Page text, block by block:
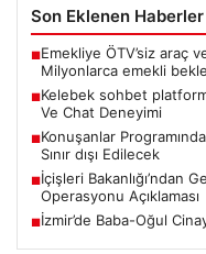
Son Eklenen Haberler
■Emekliye ÖTV’siz araç
Milyonlarca emekli
■Kelebek sohbet
Ve Chat Deneyimi
■Konuşanlar
Sınır dışı Edilecek
■İçişleri Bakanlığı’ndan
Operasyonu Açıklaması
■İzmir’de Baba-Oğul